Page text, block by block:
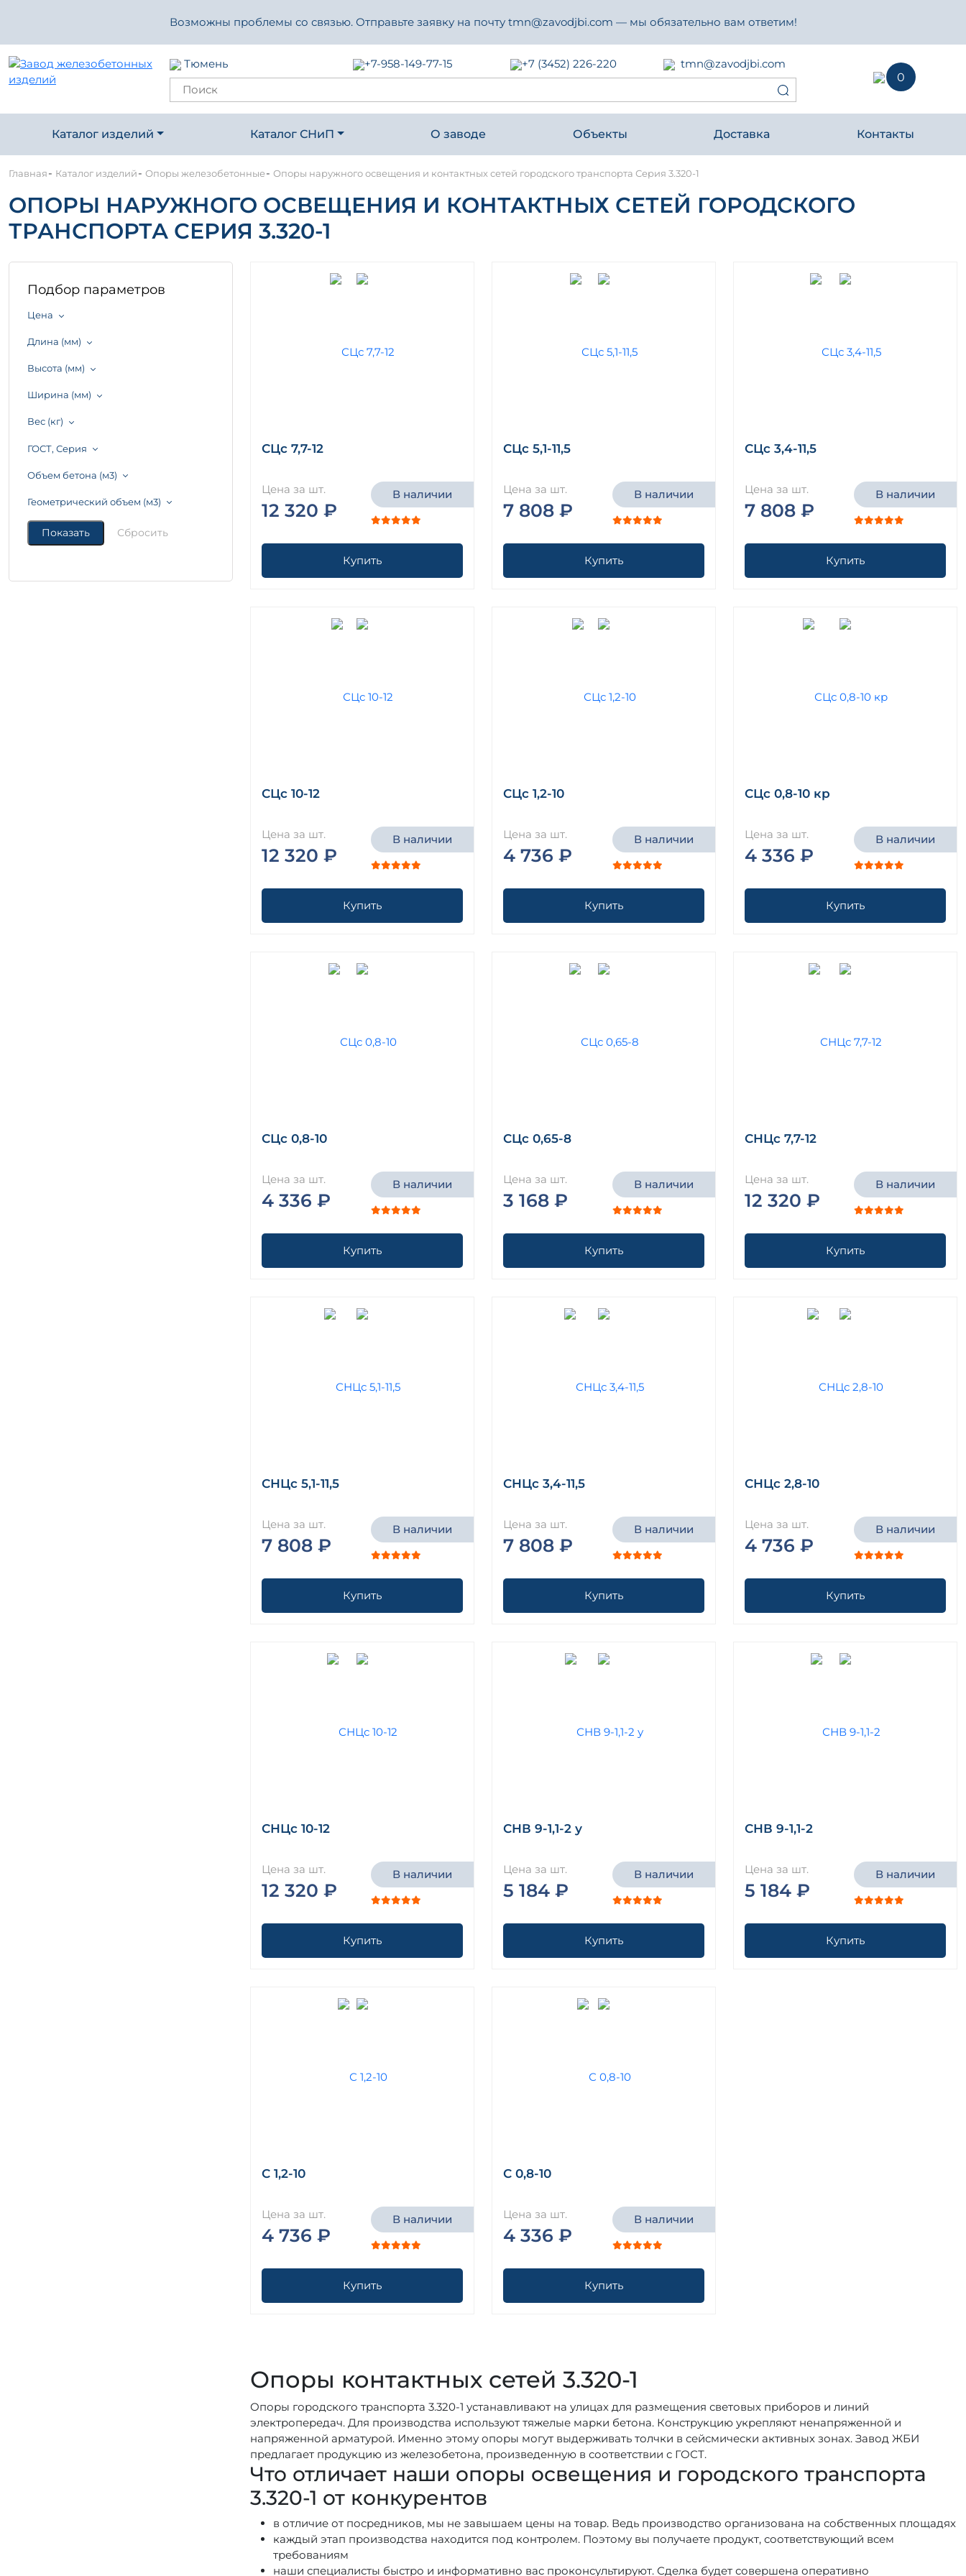
Возможны проблемы со связью. Отправьте заявку на почту tmn@zavodjbi.com — мы обязательно вам ответим!
Тюмень +7-958-149-77-15 +7 (3452) 226-220
tmn@zavodjbi.com
0
Каталог изделий Каталог СНиП О заводе Объекты Доставка Контакты
Главная- Каталог изделий- Опоры железобетонные- Опоры наружного освещения и контактных сетей городского транспорта Серия 3.320-1
ОПОРЫ НАРУЖНОГО ОСВЕЩЕНИЯ И КОНТАКТНЫХ СЕТЕЙ ГОРОДСКОГО
ТРАНСПОРТА СЕРИЯ 3.320-1
Подбор параметров
Цена
Длина (мм)
Высота (мм)
Ширина (мм)
Вес (кг)
ГОСТ, Серия
Объем бетона (м3)
Геометрический объем (м3)
СЦс 7,7-12
Цена за шт.
12 320 ₽
В наличии
Купить
СЦс 5,1-11,5
Цена за шт.
7 808 ₽
В наличии
Купить
СЦс 3,4-11,5
Цена за шт.
7 808 ₽
В наличии
Купить
СЦс 10-12
Цена за шт.
12 320 ₽
В наличии
Купить
СЦс 1,2-10
Цена за шт.
4 736 ₽
В наличии
Купить
СЦс 0,8-10 кр
Цена за шт.
4 336 ₽
В наличии
Купить
СЦс 0,8-10
Цена за шт.
4 336 ₽
В наличии
Купить
СЦс 0,65-8
Цена за шт.
3 168 ₽
В наличии
Купить
СНЦс 7,7-12
Цена за шт.
12 320 ₽
В наличии
Купить
СНЦс 5,1-11,5
Цена за шт.
7 808 ₽
В наличии
Купить
СНЦс 3,4-11,5
Цена за шт.
7 808 ₽
В наличии
Купить
СНЦс 2,8-10
Цена за шт.
4 736 ₽
В наличии
Купить
СНЦс 10-12
Цена за шт.
12 320 ₽
В наличии
Купить
СНВ 9-1,1-2 у
Цена за шт.
5 184 ₽
В наличии
Купить
СНВ 9-1,1-2
Цена за шт.
5 184 ₽
В наличии
Купить
С 1,2-10
Цена за шт.
4 736 ₽
В наличии
Купить
С 0,8-10
Цена за шт.
4 336 ₽
В наличии
Купить
Опоры контактных сетей 3.320-1
Опоры городского транспорта 3.320-1 устанавливают на улицах для размещения световых приборов и линий
электропередач. Для производства используют тяжелые марки бетона. Конструкцию укрепляют ненапряженной и
напряженной арматурой. Именно этому опоры могут выдерживать толчки в сейсмически активных зонах. Завод ЖБИ
предлагает продукцию из железобетона, произведенную в соответствии с ГОСТ.
Что отличает наши опоры освещения и городского транспорта
3.320-1 от конкурентов
в отличие от посредников, мы не завышаем цены на товар. Ведь производство организована на собственных площадях
каждый этап производства находится под контролем. Поэтому вы получаете продукт, соответствующий всем
требованиям
наши специалисты быстро и информативно вас проконсультируют. Сделка будет совершена оперативно